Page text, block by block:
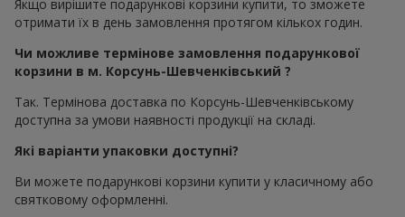
Якщо вирішите подарункові корзини купити, то зможете
отримати їх в день замовлення протягом кількох годин.
Чи можливе термінове замовлення подарункової
корзини в м. Корсунь-Шевченківський ?
Так. Термінова доставка по Корсунь-Шевченківському
доступна за умови наявності продукції на складі.
Які варіанти упаковки доступні?
Ви можете подарункові корзини купити у класичному або
святковому оформленні.